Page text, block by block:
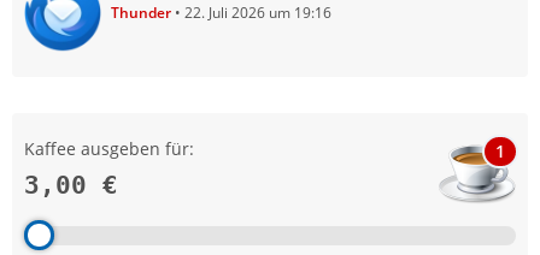
Thunder 22. Juli 2026 um 19:16
Kaffee ausgeben für:
3,00 €
1